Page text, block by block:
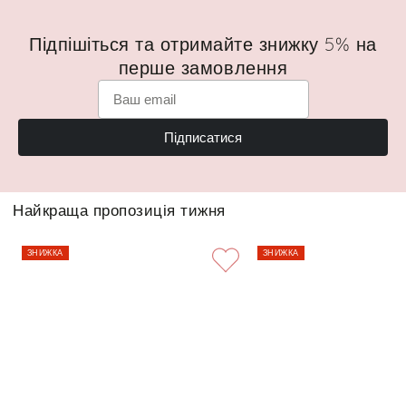
Підпішіться та отримайте знижку 5% на
перше замовлення
Підписатися
Найкраща пропозиція тижня
ЗНИЖКА ЗНИЖКА